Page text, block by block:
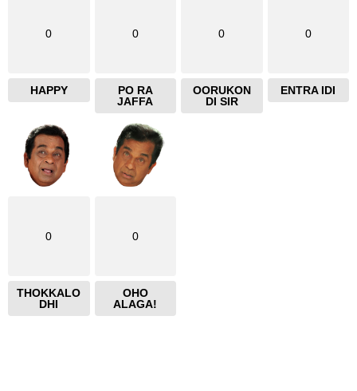
0
HAPPY
0
PO RA
JAFFA
0
OORUKON
DI SIR
0
ENTRA IDI
0
THOKKALO
DHI
0
OHO
ALAGA!